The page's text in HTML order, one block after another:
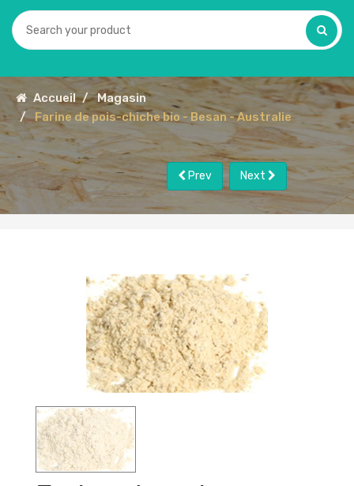
Accueil
Magasin
Farine de pois-chiche bio - Besan - Australie
Prev Next